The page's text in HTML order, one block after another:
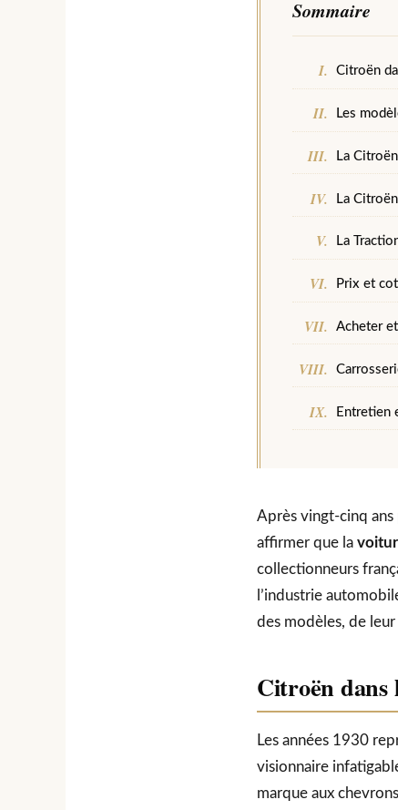
Sommaire
Citroën
Les
La
La
La
Prix et
Acheter
Entretien
Après vingt-cinq ans
affirmer que la
collectionneurs
l’industrie
des modèles, de
Citroën dans
Les années 1930
visionnaire
marque aux